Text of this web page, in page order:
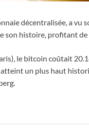
décentralisée, a vu
son histoire, profitant de
le bitcoin coûtait
un plus haut